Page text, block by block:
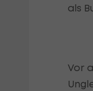
als
Vor